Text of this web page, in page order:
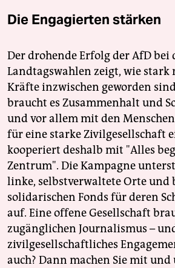
Die Engagierten stärken
Der drohende Erfolg der AfD bei
Landtagswahlen zeigt, wie stark
Kräfte inzwischen geworden
braucht es Zusammenhalt und
und vor allem mit den
für eine starke Zivilgesellschaft
kooperiert deshalb mit "Alles
Zentrum". Die Kampagne
linke, selbstverwaltete Orte und
solidarischen Fonds für deren
auf. Eine offene Gesellschaft
zugänglichen Journalismus –
zivilgesellschaftliches
auch? Dann machen Sie mit